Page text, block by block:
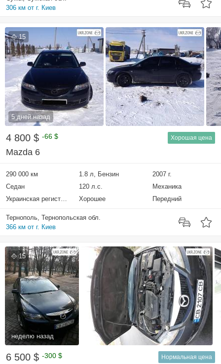
306 км от г. Киев
15
5 дней назад
4 800 $ -66 $ Хорошая цена
Mazda 6
290 000 км 1.8 л, Бензин
2007 г.
Седан
120 л.с.
Механика
Украинская регистрация
Хорошее Передний
Тернополь, Тернопольская обл.
366 км от г. Киев
15
неделю назад
6 500 $ -300 $ Нормальная цена